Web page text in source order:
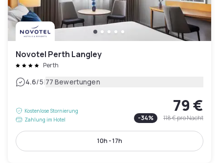
Novotel Perth Langley
Perth
4.6/5|77 Bewertungen
Kostenlose Stornierung
Zahlung im Hotel
79 €
-34% 118 €pro Nacht
10h - 17h